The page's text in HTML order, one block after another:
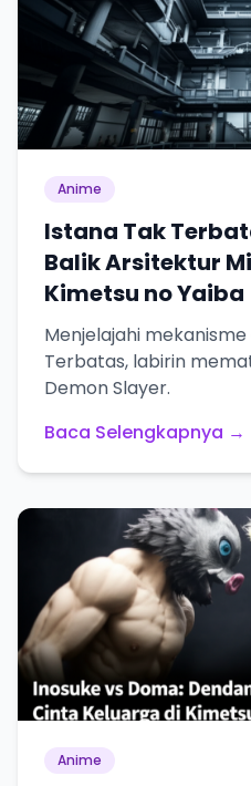
Anime
Istana Tak
Balik Arsitektur
Kimetsu no Yaiba
Menjelajahi
Terbatas, labirin
Demon Slayer.
Baca Selengkapnya →
Anime